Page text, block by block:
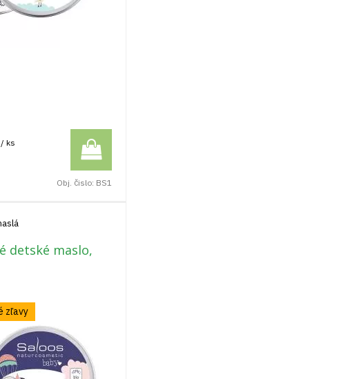
/ ks
Obj. čislo: BS1
detské maslo,
zľavy